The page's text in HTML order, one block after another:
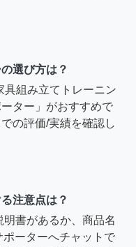
選び方は？
組み立てトレーニン
ター」がおすすめで
の評価/実績を確認し
注意点は？
書があるか、商品名
ーターへチャットで